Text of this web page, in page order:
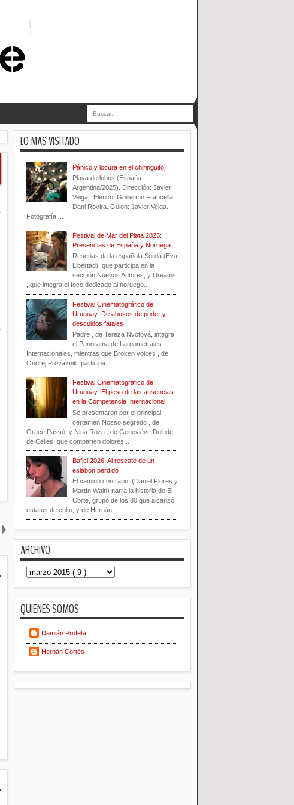
LO MÁS VISITADO
Pánico y locura en el chiringuito
Playa de lobos (España-
Argentina/2025). Dirección: Javier
Veiga . Elenco: Guillermo Francella,
Dani Rovira. Guion: Javier Veiga.
Fotografía:...
Festival de Mar del Plata 2025:
Presencias de España y Noruega
Reseñas de la española Sorda (Eva
Libertad), que participa en la
sección Nuevos Autores, y Dreams
, que integra el foco dedicado al noruego...
Festival Cinematográfico de
Uruguay: De abusos de poder y
descuidos fatales
Padre , de Tereza Nvotová, integra
el Panorama de Largometrajes
Internacionales, mientras que Broken voices , de
Ondrej Provaznik, participa...
Festival Cinematogràfico de
Uruguay: El peso de las ausencias
en la Competencia Internacional
Se presentaron por el principal
certamen Nosso segredo , de
Grace Passò, y Nina Roza , de Geneviève Dulude-
de Celles, que comparten dolores...
Bafici 2026: Al rescate de un
eslabón perdido
El camino contrario (Daniel Flores y
Martín Wain) narra la historia de El
Corte, grupo de los 80 que alcanzó
estatus de culto, y de Hernán ...
ARCHIVO
QUIÉNES SOMOS
Damián Profeta
Hernán Cortés